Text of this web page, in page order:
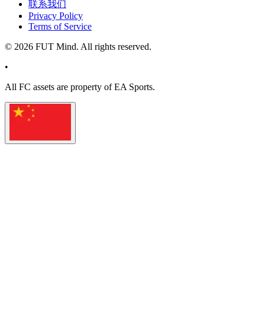
联系我们
Privacy Policy
Terms of Service
© 2026 FUT Mind. All rights reserved.
•
All FC assets are property of EA Sports.